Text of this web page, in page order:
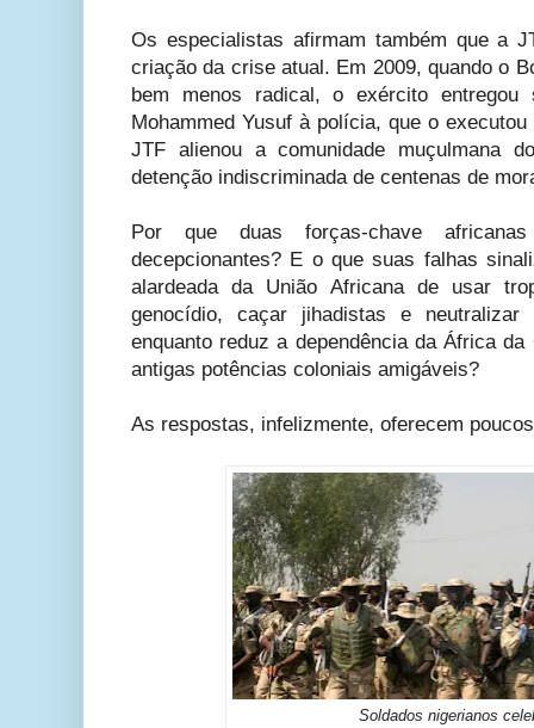
Os especialistas afirmam também que a
criação da crise atual. Em 2009, quando o
bem menos radical, o exército entregou
Mohammed Yusuf à polícia, que o
JTF alienou a comunidade muçulmana
detenção indiscriminada de centenas de
Por que duas forças-chave
decepcionantes? E o que suas falhas
alardeada da União Africana de usar
genocídio, caçar jihadistas e
enquanto reduz a dependência da África
antigas potências coloniais amigáveis?
As respostas, infelizmente, oferecem
Soldados nigerianos